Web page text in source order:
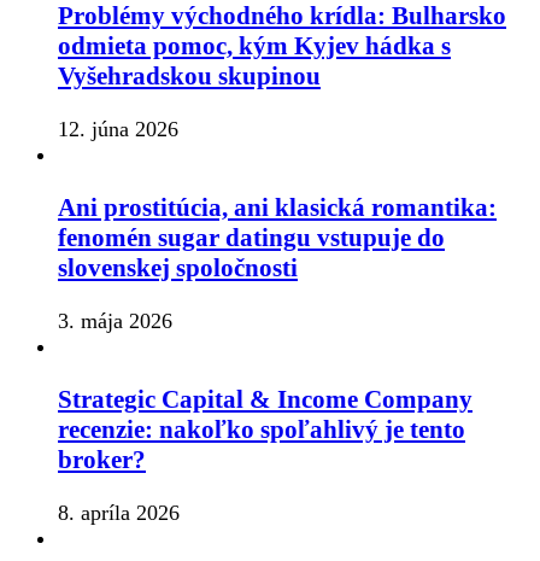
Problémy východného krídla: Bulharsko
odmieta pomoc, kým Kyjev hádka s
Vyšehradskou skupinou
12. júna 2026
Ani prostitúcia, ani klasická romantika:
fenomén sugar datingu vstupuje do
slovenskej spoločnosti
3. mája 2026
Strategic Capital & Income Company
recenzie: nakoľko spoľahlivý je tento
broker?
8. apríla 2026